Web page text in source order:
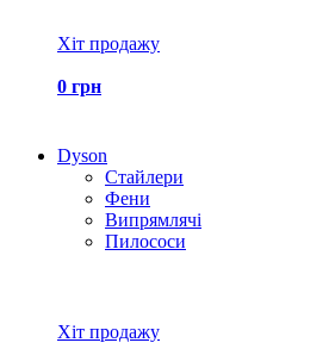
Хіт продажу
0 грн
Dyson
Стайлери
Фени
Випрямлячі
Пилососи
Хіт продажу